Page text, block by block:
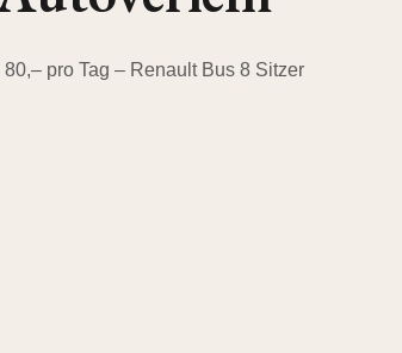
80,– pro Tag – Renault Bus 8 Sitzer